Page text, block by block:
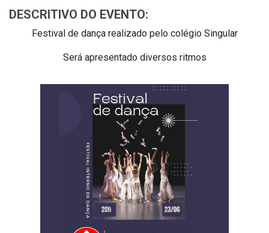
DESCRITIVO DO EVENTO:
Festival de dança realizado pelo colégio Singular
Será apresentado diversos ritmos